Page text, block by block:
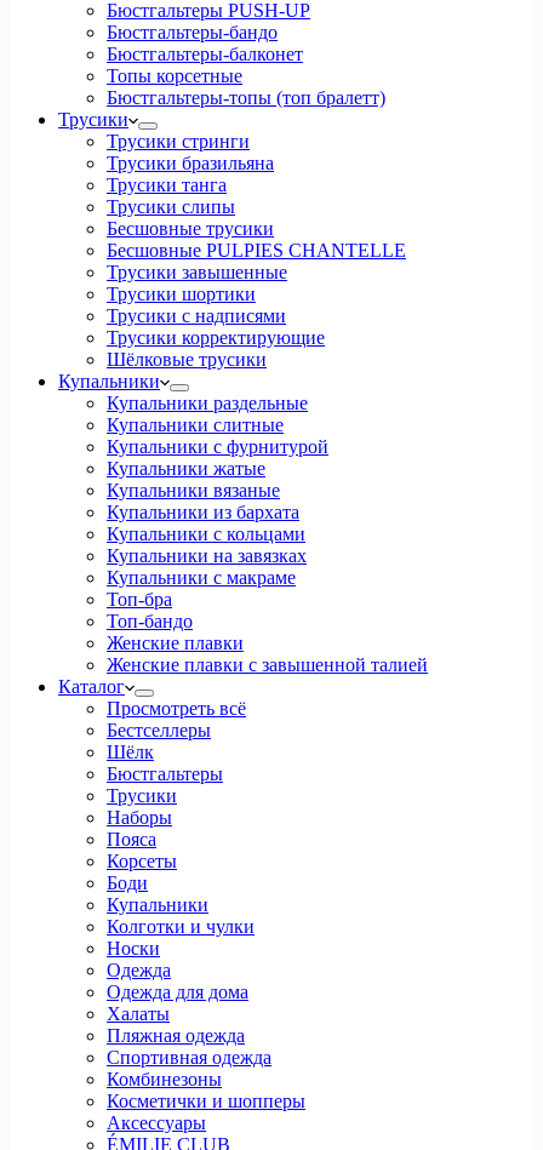
Бюстгальтеры PUSH-UP
Бюстгальтеры-бандо
Бюстгальтеры-балконет
Топы корсетные
Бюстгальтеры-топы (топ бралетт)
Трусики
Трусики стринги
Трусики бразильяна
Трусики танга
Трусики слипы
Бесшовные трусики
Бесшовные PULPIES CHANTELLE
Трусики завышенные
Трусики шортики
Трусики с надписями
Трусики корректирующие
Шёлковые трусики
Купальники
Купальники раздельные
Купальники слитные
Купальники с фурнитурой
Купальники жатые
Купальники вязаные
Купальники из бархата
Купальники с кольцами
Купальники на завязках
Купальники с макраме
Топ-бра
Топ-бандо
Женские плавки
Женские плавки с завышенной талией
Каталог
Просмотреть всё
Бестселлеры
Шёлк
Бюстгальтеры
Трусики
Наборы
Пояса
Корсеты
Боди
Купальники
Колготки и чулки
Носки
Одежда
Одежда для дома
Халаты
Пляжная одежда
Спортивная одежда
Комбинезоны
Косметички и шопперы
Аксессуары
ÉMILIE CLUB